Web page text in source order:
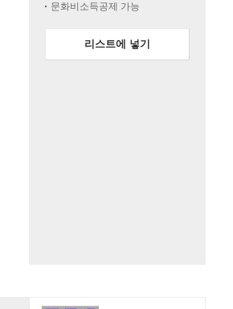
문화비소득공제 가능
리스트에 넣기